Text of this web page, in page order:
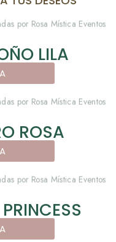
LILA
ROSA